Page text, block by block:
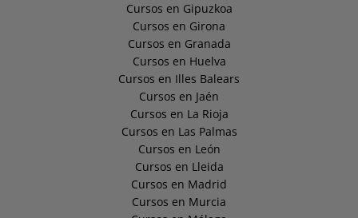
Cursos en Gipuzkoa
Cursos en Girona
Cursos en Granada
Cursos en Huelva
Cursos en Illes Balears
Cursos en Jaén
Cursos en La Rioja
Cursos en Las Palmas
Cursos en León
Cursos en Lleida
Cursos en Madrid
Cursos en Murcia